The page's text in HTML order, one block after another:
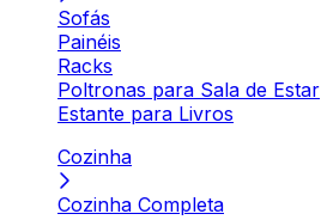
Sofás
Painéis
Racks
Poltronas para Sala de Estar
Estante para Livros
Cozinha
Cozinha Completa